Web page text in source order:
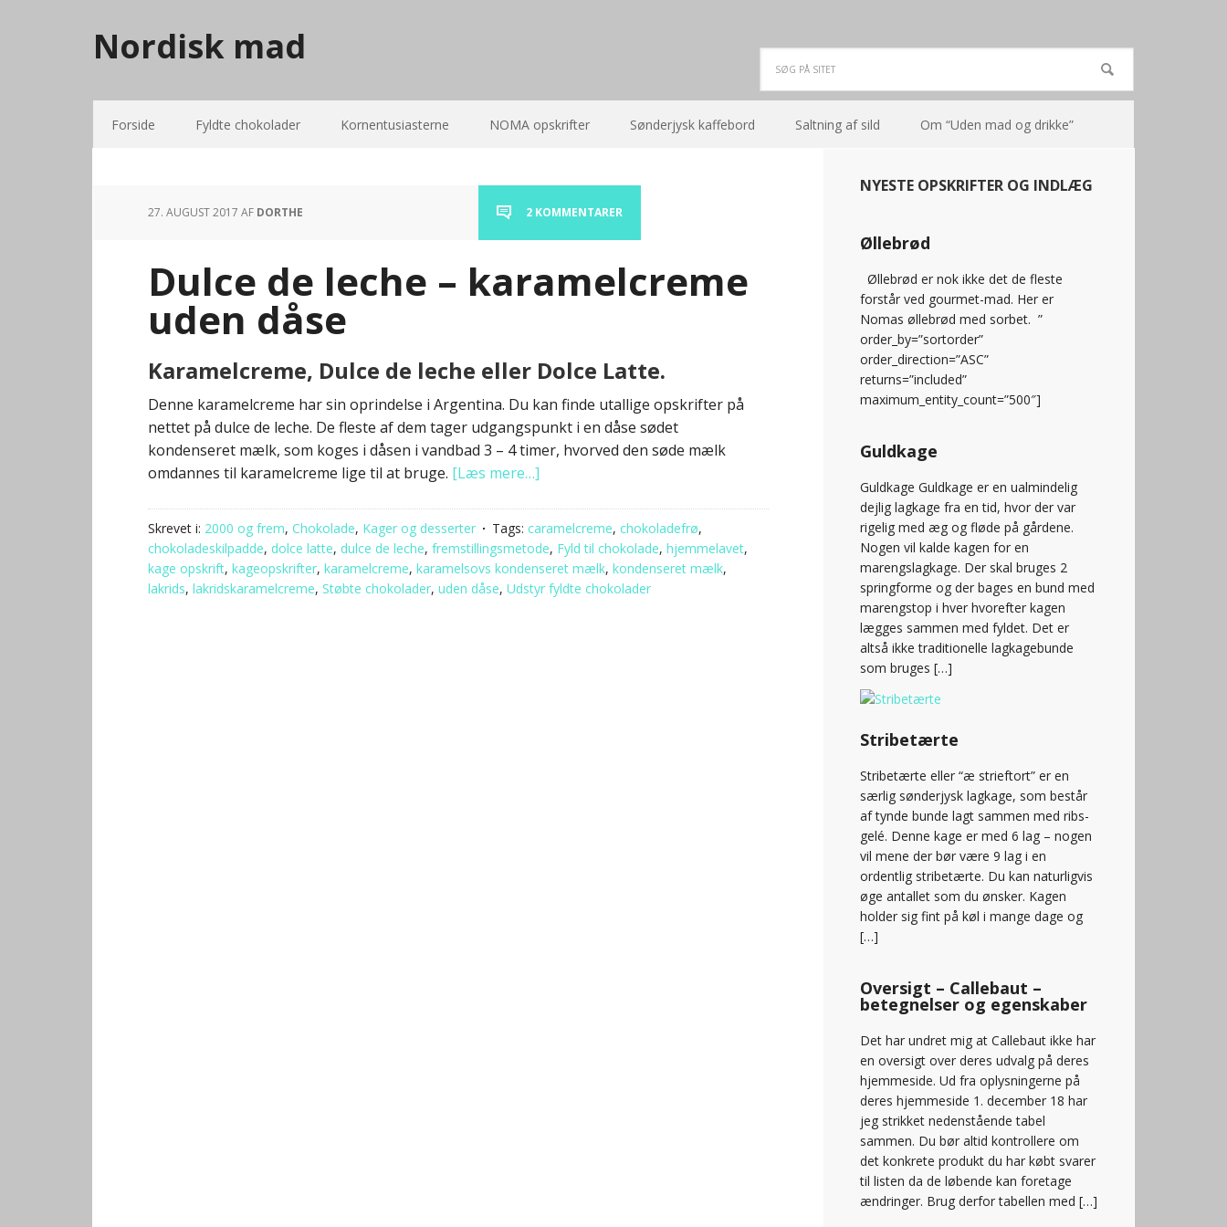
Nordisk mad
Forside Fyldte chokolader Kornentusiasterne NOMA opskrifter Sønderjysk kaffebord Saltning af sild Om “Uden mad og drikke”
27. AUGUST 2017 AF DORTHE 2 KOMMENTARER
Dulce de leche – karamelcreme
uden dåse
Karamelcreme, Dulce de leche eller Dolce Latte.
Denne karamelcreme har sin oprindelse i Argentina. Du kan finde utallige opskrifter på
nettet på dulce de leche. De fleste af dem tager udgangspunkt i en dåse sødet
kondenseret mælk, som koges i dåsen i vandbad 3 – 4 timer, hvorved den søde mælk
omdannes til karamelcreme lige til at bruge. [Læs mere…]
Skrevet i: 2000 og frem, Chokolade, Kager og desserter Tags: caramelcreme, chokoladefrø,
chokoladeskilpadde, dolce latte, dulce de leche, fremstillingsmetode, Fyld til chokolade, hjemmelavet,
kage opskrift, kageopskrifter, karamelcreme, karamelsovs kondenseret mælk, kondenseret mælk,
lakrids, lakridskaramelcreme, Støbte chokolader, uden dåse, Udstyr fyldte chokolader
NYESTE OPSKRIFTER OG INDLÆG
Øllebrød
Øllebrød er nok ikke det de fleste
forstår ved gourmet-mad. Her er
Nomas øllebrød med sorbet. ”
order_by=”sortorder”
order_direction=”ASC”
returns=”included”
maximum_entity_count=”500″]
Guldkage
Guldkage Guldkage er en ualmindelig
dejlig lagkage fra en tid, hvor der var
rigelig med æg og fløde på gårdene.
Nogen vil kalde kagen for en
marengslagkage. Der skal bruges 2
springforme og der bages en bund med
marengstop i hver hvorefter kagen
lægges sammen med fyldet. Det er
altså ikke traditionelle lagkagebunde
som bruges […]
Stribetærte
Stribetærte eller “æ strieftort” er en
særlig sønderjysk lagkage, som består
af tynde bunde lagt sammen med ribs-
gelé. Denne kage er med 6 lag – nogen
vil mene der bør være 9 lag i en
ordentlig stribetærte. Du kan naturligvis
øge antallet som du ønsker. Kagen
holder sig fint på køl i mange dage og
[…]
Oversigt – Callebaut –
betegnelser og egenskaber
Det har undret mig at Callebaut ikke har
en oversigt over deres udvalg på deres
hjemmeside. Ud fra oplysningerne på
deres hjemmeside 1. december 18 har
jeg strikket nedenstående tabel
sammen. Du bør altid kontrollere om
det konkrete produkt du har købt svarer
til listen da de løbende kan foretage
ændringer. Brug derfor tabellen med […]